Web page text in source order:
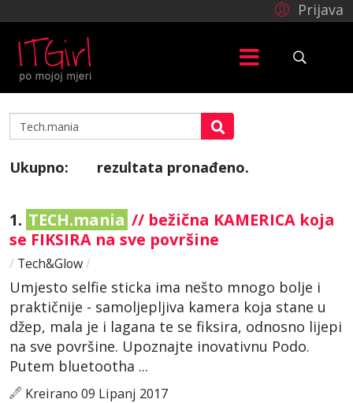
Prijava
Ukupno: rezultata pronađeno.
1. TECH.mania // bežična KAMERICA koja
se FIKSIRA na sve površine
/ Tech&Glow/
Umjesto selfie sticka ima nešto mnogo bolje i
praktičnije - samoljepljiva kamera koja stane u
džep, mala je i lagana te se fiksira, odnosno lijepi
na sve površine. Upoznajte inovativnu Podo.
Putem bluetootha ...
Kreirano 09 Lipanj 2017